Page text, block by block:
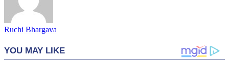
Ruchi Bhargava